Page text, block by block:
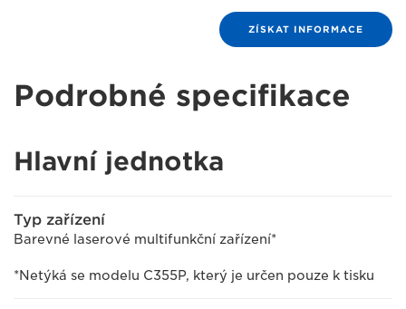
ZÍSKAT INFORMACE
Podrobné specifikace
Hlavní jednotka
Typ zařízení
Barevné laserové multifunkční zařízení*
*Netýká se modelu C355P, který je určen pouze k tisku